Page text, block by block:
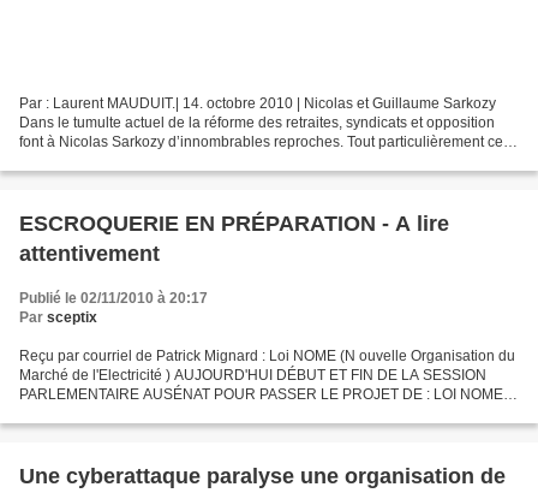
Par : Laurent MAUDUIT.| 14. octobre 2010 | Nicolas et Guillaume Sarkozy
Dans le tumulte actuel de la réforme des retraites, syndicats et opposition
font à Nicolas Sarkozy d’innombrables reproches. Tout particulièrement celui
ESCROQUERIE EN PRÉPARATION - A lire
attentivement
Publié le 02/11/2010 à 20:17
Par sceptix
Reçu par courriel de Patrick Mignard : Loi NOME (N ouvelle Organisation du
Marché de l'Electricité ) AUJOURD'HUI DÉBUT ET FIN DE LA SESSION
PARLEMENTAIRE AUSÉNAT POUR PASSER LE PROJET DE : LOI NOME.
Une cyberattaque paralyse une organisation de